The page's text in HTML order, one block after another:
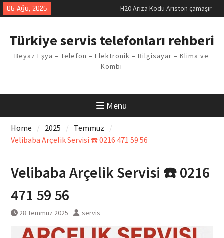
Skip
to
06 Ağu, 2026
makinesi Sorunu
Çözüm Yöntemleri
Vaillant çamaşır makinesi E03
Arıza Kodu
Türkiye servis telefonları rehberi
Beyaz Eşya – Telefon – Elektronik – Bilgisayar – Klima ve
Kombi
Menu
Home 2025
Temmuz
Velibaba Arçelik Servisi ☎️ 0216 471 59 56
Velibaba Arçelik Servisi ☎️ 0216
471 59 56
28 Temmuz 2025 servis